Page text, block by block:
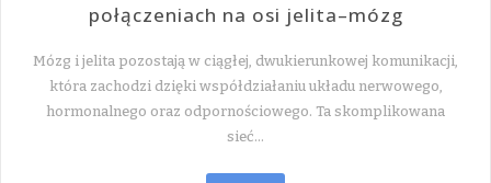
połączeniach na osi jelita–mózg
Mózg i jelita pozostają w ciągłej, dwukierunkowej komunikacji,
która zachodzi dzięki współdziałaniu układu nerwowego,
hormonalnego oraz odpornościowego. Ta skomplikowana
sieć…